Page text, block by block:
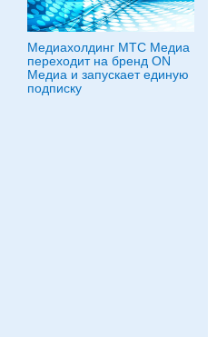
Медиахолдинг МТС Медиа
переходит на бренд ON
Медиа и запускает единую
подписку